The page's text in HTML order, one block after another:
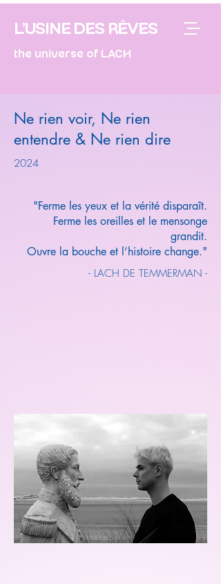
L'USINE DES RÊVES
the universe of LACH
Ne rien voir, Ne rien
entendre & Ne rien dire
2024
"Ferme les yeux et la vérité disparaît.
Ferme les oreilles et le mensonge
grandit.
Ouvre la bouche et l’histoire change."
- LACH DE TEMMERMAN -